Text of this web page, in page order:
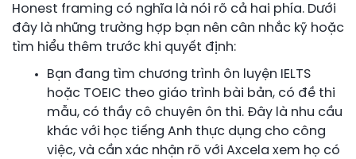
Honest framing có nghĩa là nói rõ cả hai phía. Dưới
đây là những trường hợp bạn nên cân nhắc kỹ hoặc
tìm hiểu thêm trước khi quyết định:
Bạn đang tìm chương trình ôn luyện IELTS
hoặc TOEIC theo giáo trình bài bản, có đề thi
mẫu, có thầy cô chuyên ôn thi. Đây là nhu cầu
khác với học tiếng Anh thực dụng cho công
việc, và cần xác nhận rõ với Axcela xem họ có